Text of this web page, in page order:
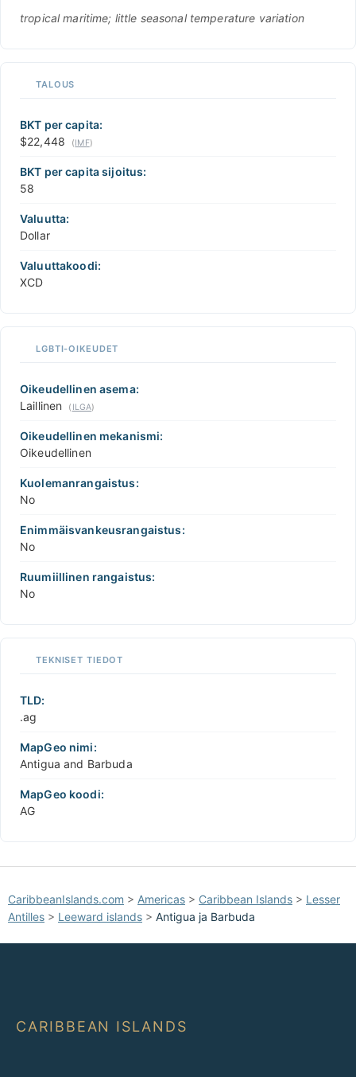
tropical maritime; little seasonal temperature variation
TALOUS
BKT per capita:
$22,448
(IMF)
BKT per capita sijoitus:
58
Valuutta:
Dollar
Valuuttakoodi:
XCD
LGBTI-OIKEUDET
Oikeudellinen asema:
Laillinen
( ILGA)
Oikeudellinen mekanismi:
Oikeudellinen
Kuolemanrangaistus:
No
Enimmäisvankeusrangaistus:
No
Ruumiillinen rangaistus:
No
TEKNISET TIEDOT
TLD:
.ag
MapGeo nimi:
Antigua and Barbuda
MapGeo koodi:
AG
CaribbeanIslands.com > Americas > Caribbean Islands > Lesser
Antilles > Leeward islands > Antigua ja Barbuda
CARIBBEAN ISLANDS